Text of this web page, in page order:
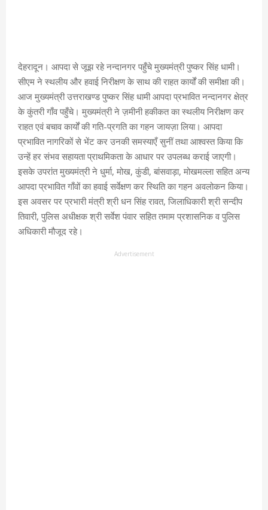
देहरादून। आपदा से जूझ रहे नन्दानगर पहुँचे मुख्यमंत्री पुष्कर सिंह धामी।
सीएम ने स्थलीय और हवाई निरीक्षण के साथ की राहत कार्यों की समीक्षा की।
आज मुख्यमंत्री उत्तराखण्ड पुष्कर सिंह धामी आपदा प्रभावित नन्दानगर क्षेत्र
के कुंतरी गाँव पहुँचे। मुख्यमंत्री ने ज़मीनी हकीकत का स्थलीय निरीक्षण कर
राहत एवं बचाव कार्यों की गति-प्रगति का गहन जायज़ा लिया। आपदा
प्रभावित नागरिकों से भेंट कर उनकी समस्याएँ सुनीं तथा आश्वस्त किया कि
उन्हें हर संभव सहायता प्राथमिकता के आधार पर उपलब्ध कराई जाएगी।
इसके उपरांत मुख्यमंत्री ने धुर्मा, मोख, कुंडी, बांसवाड़ा, मोखमल्ला सहित अन्य
आपदा प्रभावित गाँवों का हवाई सर्वेक्षण कर स्थिति का गहन अवलोकन किया।
इस अवसर पर प्रभारी मंत्री श्री धन सिंह रावत, जिलाधिकारी श्री सन्दीप
तिवारी, पुलिस अधीक्षक श्री सर्वेश पंवार सहित तमाम प्रशासनिक व पुलिस
अधिकारी मौजूद रहे।
Advertisement